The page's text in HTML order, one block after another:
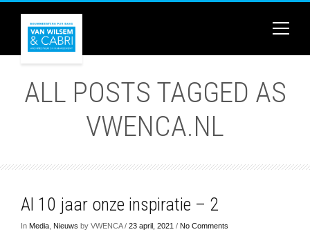
ALL POSTS TAGGED AS
VWENCA.NL
Al 10 jaar onze inspiratie – 2
In Media Nieuws by VWENCA / 23 april, 2021 / No Comments